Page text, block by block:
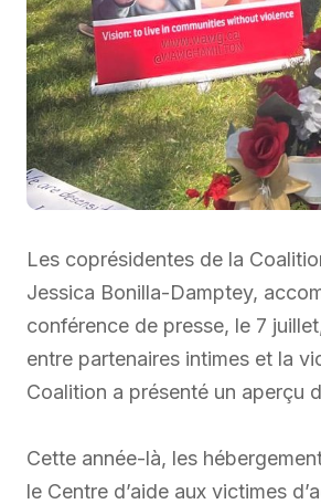
Les coprésidentes de la
Jessica Bonilla-Damptey,
conférence de presse, le 7
entre partenaires intimes et la
Coalition a présenté un aperçu
Cette année-là, les
le Centre d’aide aux victimes